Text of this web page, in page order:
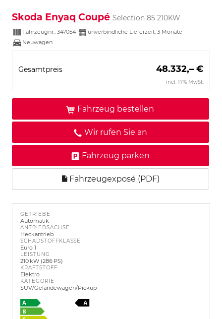
Skoda Enyaq Coupé Selection 85 210KW
Fahrzeugnr.: 347054 unverbindliche Lieferzeit: 3 Monate
Neuwagen
Gesamtpreis 48.332,– €
incl. 17% MwSt.
Fahrzeug bestellen
Wir rufen Sie an
Fahrzeug parken
Fahrzeugexposé (PDF)
GETRIEBE
Automatik
ANTRIEBSACHSE
Heckantrieb
SCHADSTOFFKLASSE
Euro 1
LEISTUNG
210 kW (286 PS)
KRAFTSTOFF
Elektro
KATEGORIE
SUV/Geländewagen/Pickup